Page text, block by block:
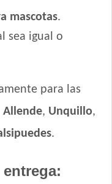
Care
mascotas.
sea igual o
para las
Allende, Unquillo,
.